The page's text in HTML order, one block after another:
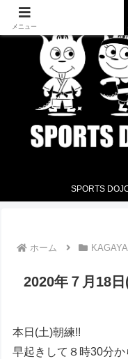
SPORTS
ホーム
2020年７月18
本日(土)朝練!!
早起きして８時30分
メニュー